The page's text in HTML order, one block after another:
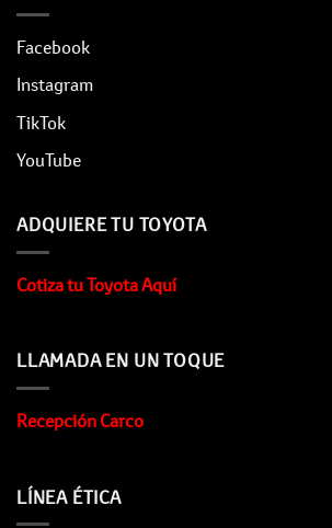
Facebook
Instagram
TikTok
YouTube
ADQUIERE TU TOYOTA
Cotiza tu Toyota Aquí
LLAMADA EN UN TOQUE
Recepción Carco
LÍNEA ÉTICA